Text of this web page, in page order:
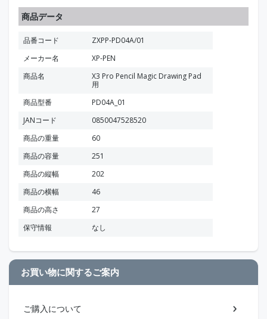
商品データ
品番コード
ZXPP-PD04A/01
メーカー名
XP-PEN
商品名
X3 Pro Pencil Magic Drawing Pad
用
商品型番
PD04A_01
JANコード
0850047528520
商品の重量
60
商品の容量
251
商品の縦幅
202
商品の横幅
46
商品の高さ
27
保守情報
なし
お買い物に関するご案内
ご購入について